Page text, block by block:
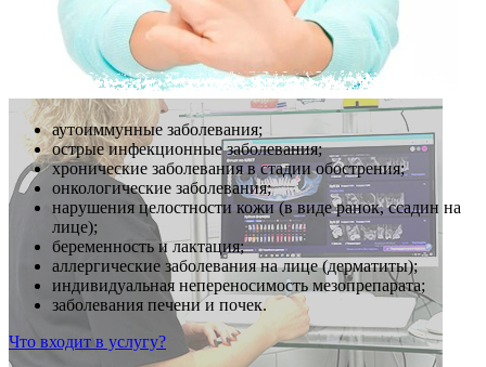
аутоиммунные заболевания;
острые инфекционные заболевания;
хронические заболевания в стадии обострения;
онкологические заболевания;
нарушения целостности кожи (в виде ранок, ссадин на
лице);
беременность и лактация;
аллергические заболевания на лице (дерматиты);
индивидуальная непереносимость мезопрепарата;
заболевания печени и почек.
Что входит в услугу?